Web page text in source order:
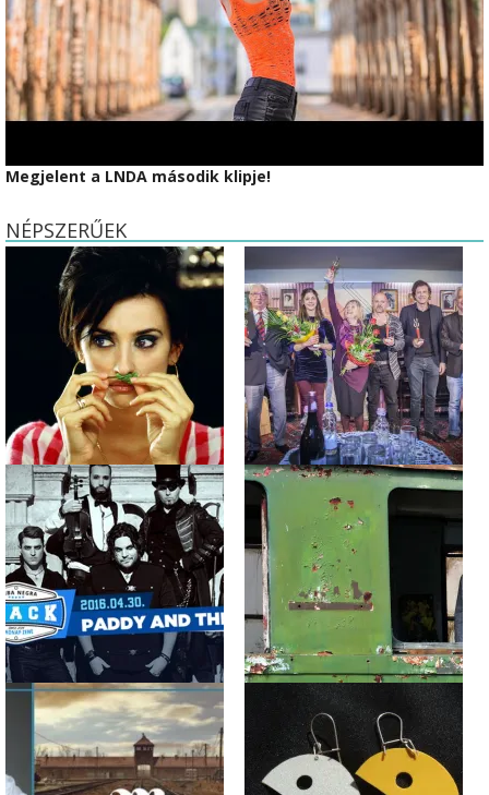
Megjelent a LNDA második klipje!
NÉPSZERŰEK